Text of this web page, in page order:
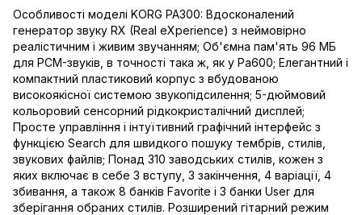
Особливості моделі KORG PA300: Вдосконалений
генератор звуку RX (Real eXperience) з неймовірно
реалістичним і живим звучанням; Об'ємна пам'ять 96 МБ
для PCM-звуків, в точності така ж, як у Pa600; Елегантний і
компактний пластиковий корпус з вбудованою
високоякісної системою звукопідсилення; 5-дюймовий
кольоровий сенсорний рідкокристалічний дисплей;
Просте управління і інтуїтивний графічний інтерфейс з
функцією Search для швидкого пошуку тембрів, стилів,
звукових файлів; Понад 310 заводських стилів, кожен з
яких включає в себе 3 вступу, 3 закінчення, 4 варіації, 4
збивання, а також 8 банків Favorite і 3 банки User для
зберігання обраних стилів. Розширений гітарний режим